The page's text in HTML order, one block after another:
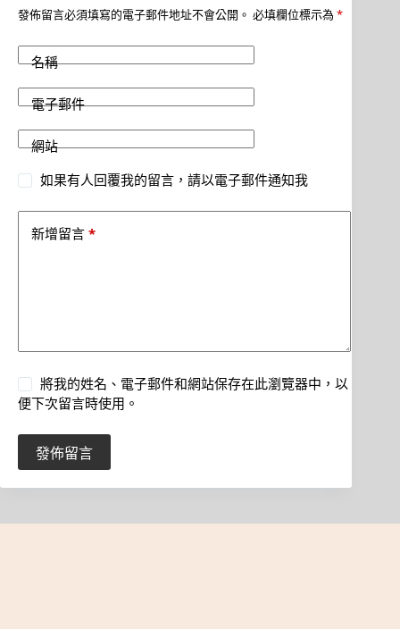
發佈留言必須填寫的電子郵件地址不會公開。 必填欄位標示為 *
名稱
電子郵件
網站
如果有人回覆我的留言，請以電子郵件通知我
新增留言 *
將我的姓名、電子郵件和網站保存在此瀏覽器中，以
便下次留言時使用。
發佈留言